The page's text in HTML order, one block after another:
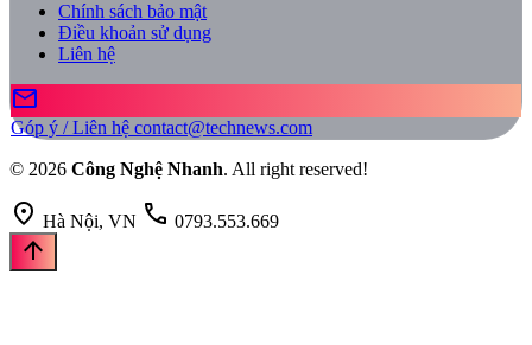
Chính sách bảo mật
Điều khoản sử dụng
Liên hệ
mail
Góp ý / Liên hệ contact@technews.com
© 2026 Công Nghệ Nhanh. All right reserved!
location_on Hà Nội, VN call 0793.553.669
arrow_upward